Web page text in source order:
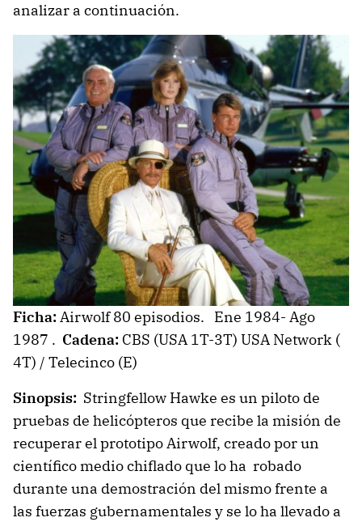
analizar a continuación.
Ficha:Airwolf 80 episodios. Ene 1984- Ago
1987 . Cadena: CBS (USA 1T-3T) USA Network (
4T) / Telecinco (E)
Sinopsis: Stringfellow Hawke es un piloto de
pruebas de helicópteros que recibe la misión de
recuperar el prototipo Airwolf, creado por un
científico medio chiflado que lo ha robado
durante una demostración del mismo frente a
las fuerzas gubernamentales y se lo ha llevado a